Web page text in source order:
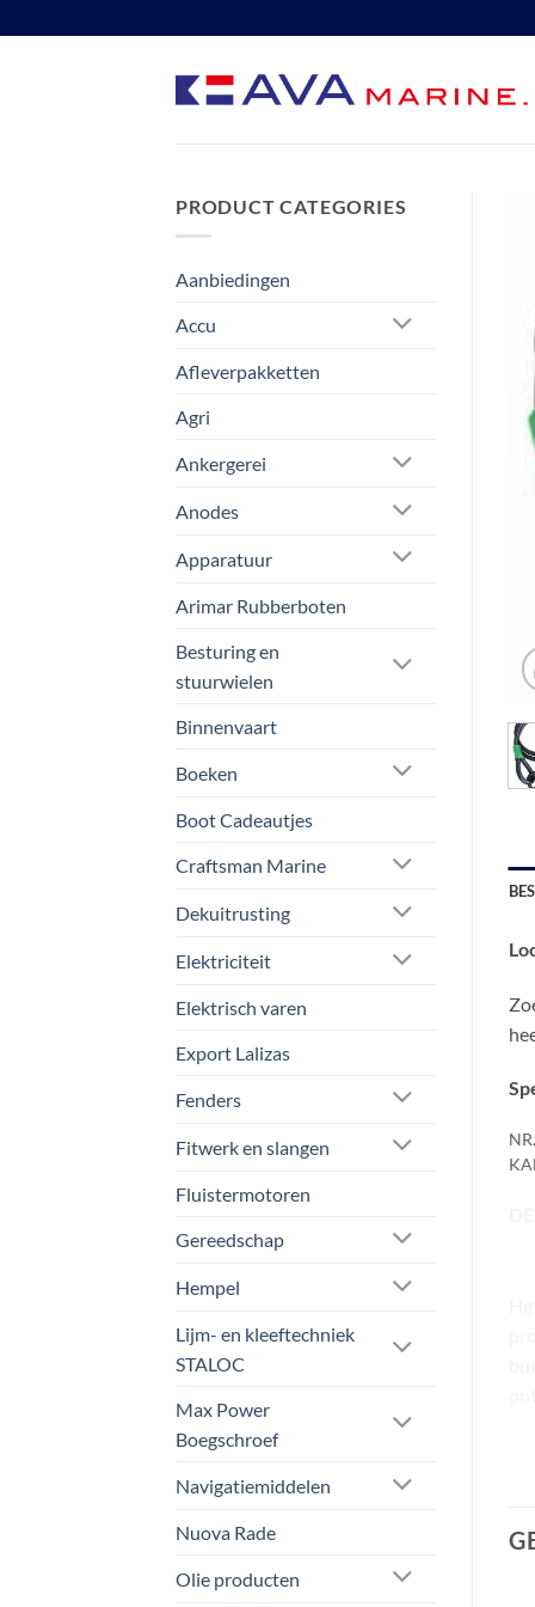
naar
PRODUCT CATEGORIES
Aanbiedingen
Accu
Afleverpakketten
Agri
Ankergerei
Anodes
Apparatuur
Arimar Rubberboten
Besturing en
stuurwielen
Binnenvaart
Boeken
Boot Cadeautjes
Craftsman Marine
Dekuitrusting
Elektriciteit
Elektrisch varen
Export Lalizas
Fenders
Fitwerk en slangen
Fluistermotoren
Gereedschap
Hempel
Lijm- en kleeftechniek
STALOC
Max Power
Boegschroef
Navigatiemiddelen
Nuova Rade
Olie producten